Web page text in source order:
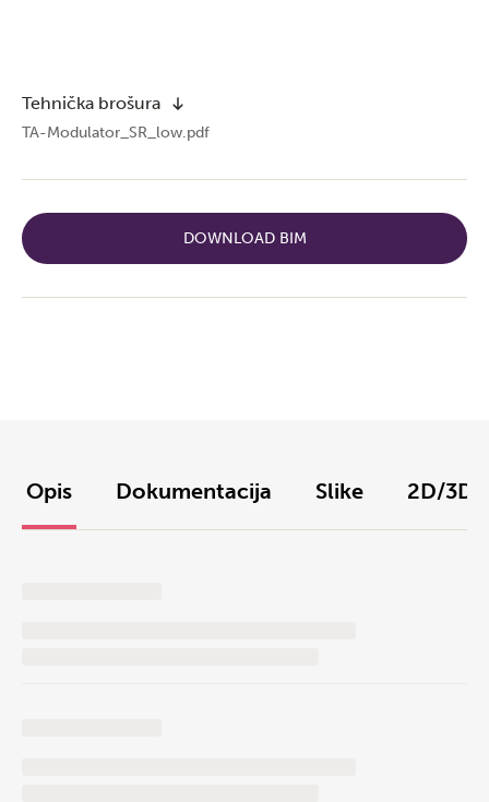
Tehnička brošura
TA-Modulator_SR_low.pdf
DOWNLOAD BIM
Opis Dokumentacija Slike 2D/3D